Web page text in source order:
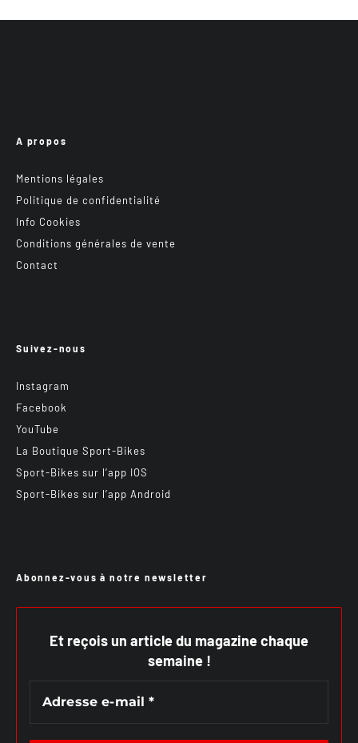
A propos
Mentions légales
Politique de confidentialité
Info Cookies
Conditions générales de vente
Contact
Suivez-nous
Instagram
Facebook
YouTube
La Boutique Sport-Bikes
Sport-Bikes sur l’app IOS
Sport-Bikes sur l’app Android
Abonnez-vous à notre newsletter
Et reçois un article du magazine chaque
semaine !